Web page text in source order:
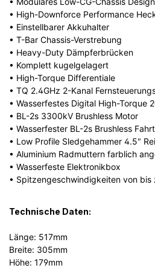
• High-Downforce Performance
• Einstellbarer Akkuhalter
• T-Bar Chassis-Verstrebung
• Heavy-Duty Dämpferbrücken
• Komplett kugelgelagert
• High-Torque Differentiale
• TQ 2.4GHz 2-Kanal
• Wasserfestes Digital High-Torque
• BL-2s 3300kV Brushless Motor
• Wasserfester BL-2s Brushless
• Low Profile Sledgehammer 4.5"
• Aluminium Radmuttern farblich
• Wasserfeste Elektronikbox
• Spitzengeschwindigkeiten von bis
Technische Daten:
Länge: 517mm
Breite: 305mm
Höhe: 179mm